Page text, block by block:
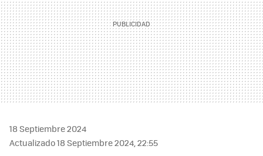
18 Septiembre 2024
Actualizado 18 Septiembre 2024, 22:55